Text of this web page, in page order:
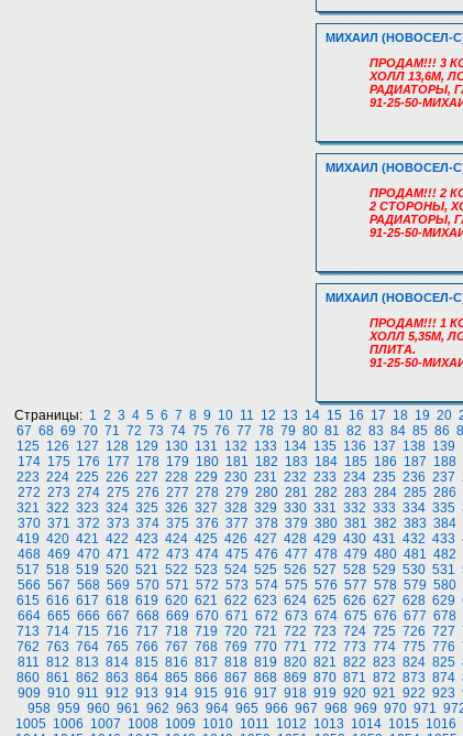
МИХАИЛ (НОВОСЕЛ-
ПРОДАМ!!! 3
ХОЛЛ 13,6М,
РАДИАТОРЫ,
91-25-50-
МИХАИЛ (НОВОСЕЛ-
ПРОДАМ!!! 2
2 СТОРОНЫ,
РАДИАТОРЫ,
91-25-50-
МИХАИЛ (НОВОСЕЛ-
ПРОДАМ!!! 1
ХОЛЛ 5,35М,
ПЛИТА.
91-25-50-
Страницы: 1 2 3 4 5 6 7 8 9 10 11 12 13 14 15 16 17 18 19 20
67 68 69 70 71 72 73 74 75 76 77 78 79 80 81 82 83 84 85 86
125 126 127 128 129 130 131 132 133 134 135 136 137 138 139
174 175 176 177 178 179 180 181 182 183 184 185 186 187 188
223 224 225 226 227 228 229 230 231 232 233 234 235 236 237
272 273 274 275 276 277 278 279 280 281 282 283 284 285 286
321 322 323 324 325 326 327 328 329 330 331 332 333 334 335
370 371 372 373 374 375 376 377 378 379 380 381 382 383 384
419 420 421 422 423 424 425 426 427 428 429 430 431 432 433
468 469 470 471 472 473 474 475 476 477 478 479 480 481 482
517 518 519 520 521 522 523 524 525 526 527 528 529 530 531
566 567 568 569 570 571 572 573 574 575 576 577 578 579 580
615 616 617 618 619 620 621 622 623 624 625 626 627 628 629
664 665 666 667 668 669 670 671 672 673 674 675 676 677 678
713 714 715 716 717 718 719 720 721 722 723 724 725 726 727
762 763 764 765 766 767 768 769 770 771 772 773 774 775 776
811 812 813 814 815 816 817 818 819 820 821 822 823 824 825
860 861 862 863 864 865 866 867 868 869 870 871 872 873 874
909 910 911 912 913 914 915 916 917 918 919 920 921 922 923
958 959 960 961 962 963 964 965 966 967 968 969 970 971
1005 1006 1007 1008 1009 1010 1011 1012 1013 1014 1015 1016